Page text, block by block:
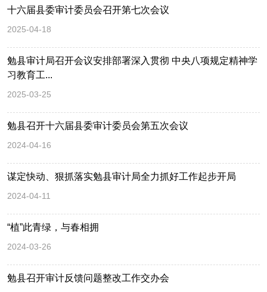
十六届县委审计委员会召开第七次会议
2025-04-18
勉县审计局召开会议安排部署深入贯彻 中央八项规定精神学
习教育工...
2025-03-25
勉县召开十六届县委审计委员会第五次会议
2024-04-16
谋定快动、狠抓落实勉县审计局全力抓好工作起步开局
2024-04-11
“植”此青绿，与春相拥
2024-03-26
勉县召开审计反馈问题整改工作交办会